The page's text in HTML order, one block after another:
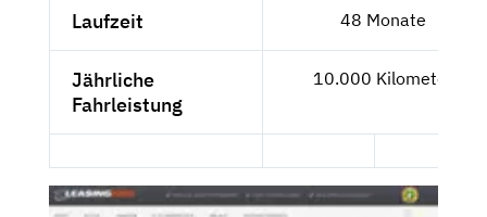
Laufzeit 48 Monate
Jährliche
Fahrleistung
10.000 Kilometer